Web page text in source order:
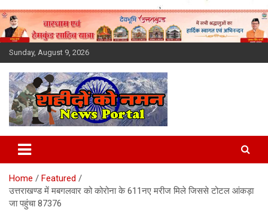
Skip
to
content
Sunday, August 9, 2026
Latest News Today, Breaking
News, Uttarakhand News in
Hindi
Home
Featured
उत्तराखण्ड में मबगलवार को कोरोना के 611नए मरीज मिले जिससे टोटल आंकड़ा
जा पहुंचा 87376